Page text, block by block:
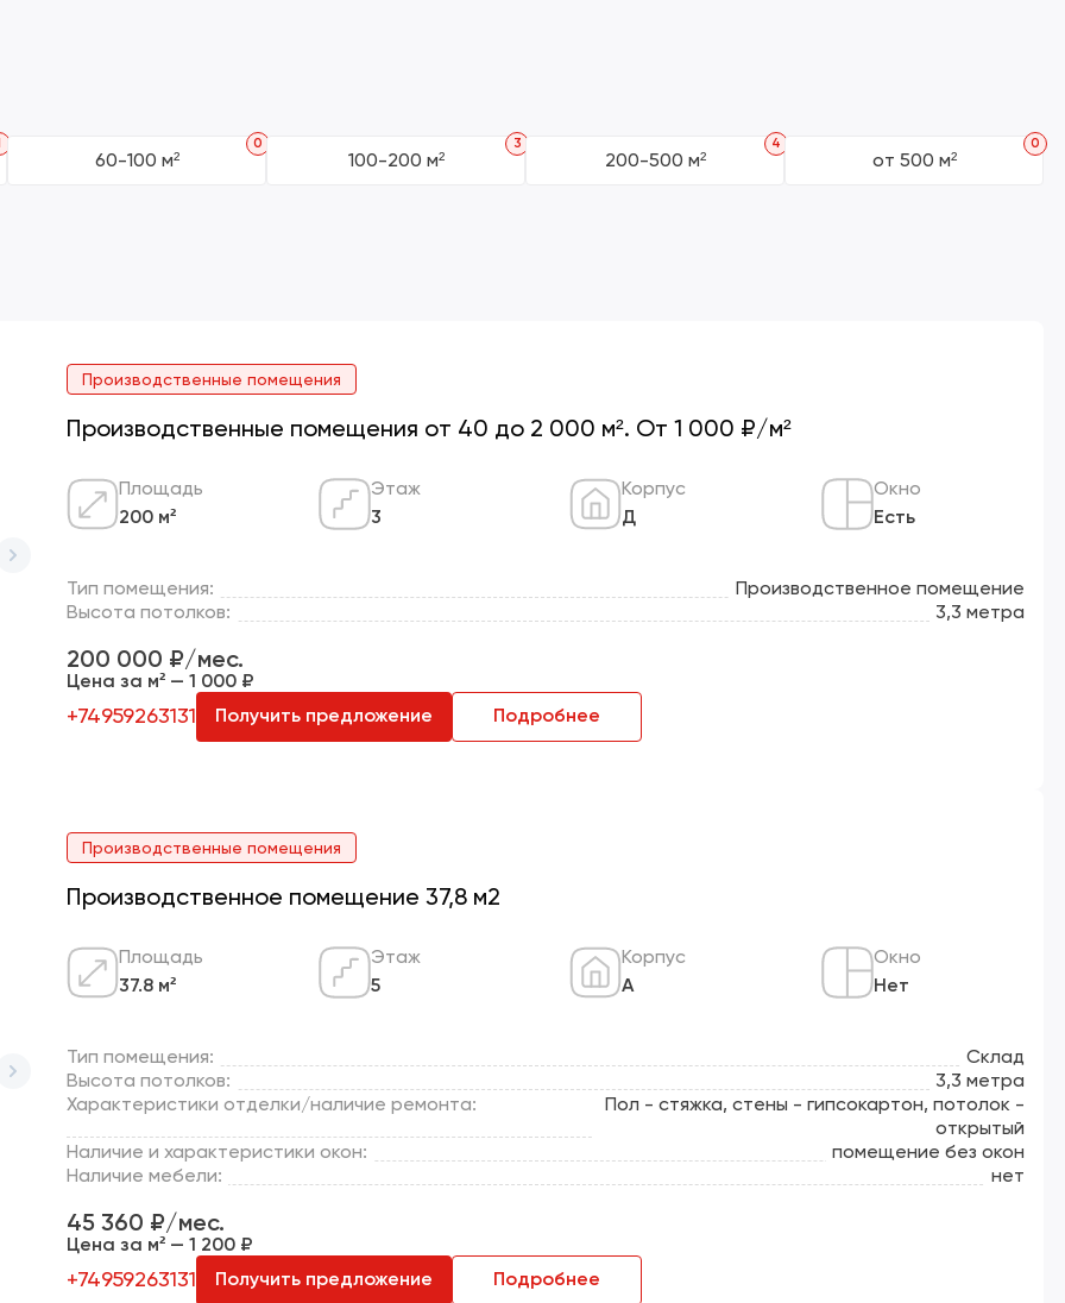
60-100 м²
0
100-200 м²
3
200-500 м²
4
от 500 м²
0
Производственные помещения
Производственные помещения от 40 до 2 000 м². От 1 000 ₽/м²
Площадь
200 м²
Этаж
3
Корпус
Д
Окно
Есть
Тип помещения:
Производственное помещение
Высота потолков:
3,3 метра
200 000 ₽/мес.
Цена за м² — 1 000 ₽
+74959263131 Получить предложение Подробнее
Производственные помещения
Производственное помещение 37,8 м2
Площадь
37.8 м²
Этаж
5
Корпус
А
Окно
Нет
Тип помещения:
Склад
Высота потолков:
3,3 метра
Характеристики отделки/наличие ремонта:
Пол - стяжка, стены - гипсокартон, потолок -
открытый
Наличие и характеристики окон:
помещение без окон
Наличие мебели:
нет
45 360 ₽/мес.
Цена за м² — 1 200 ₽
+74959263131 Получить предложение Подробнее